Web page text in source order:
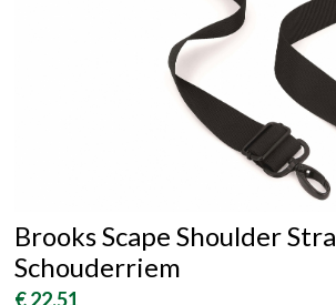
Brooks Scape Shoulder
Schouderriem
€ 22,51